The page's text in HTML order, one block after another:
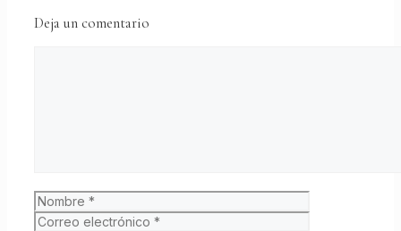
Deja un comentario
Nombre